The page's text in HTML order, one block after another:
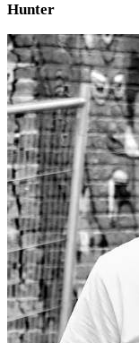
Hunter